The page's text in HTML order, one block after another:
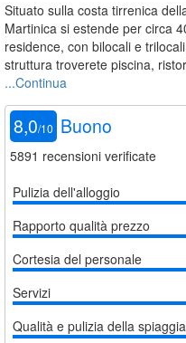
Situato sulla costa tirrenica
Martinica si estende per circa
residence, con bilocali e
struttura troverete piscina,
...Continua
8,0/10 Buono
5891 recensioni verificate
Pulizia dell'alloggio
Rapporto qualità prezzo
Cortesia del personale
Servizi
Qualità e pulizia della spiaggia